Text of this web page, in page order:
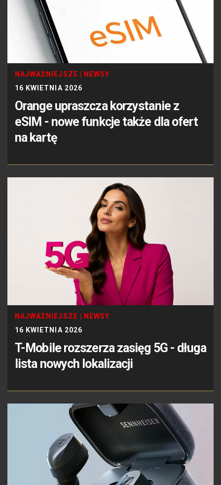
NAJWAŻNIEJSZE
NEWSY
16 KWIETNIA 2026
Orange upraszcza korzystanie z
eSIM - nowe funkcje także dla ofert
na kartę
NAJWAŻNIEJSZE
NEWSY
16 KWIETNIA 2026
T-Mobile rozszerza zasięg 5G - długa
lista nowych lokalizacji